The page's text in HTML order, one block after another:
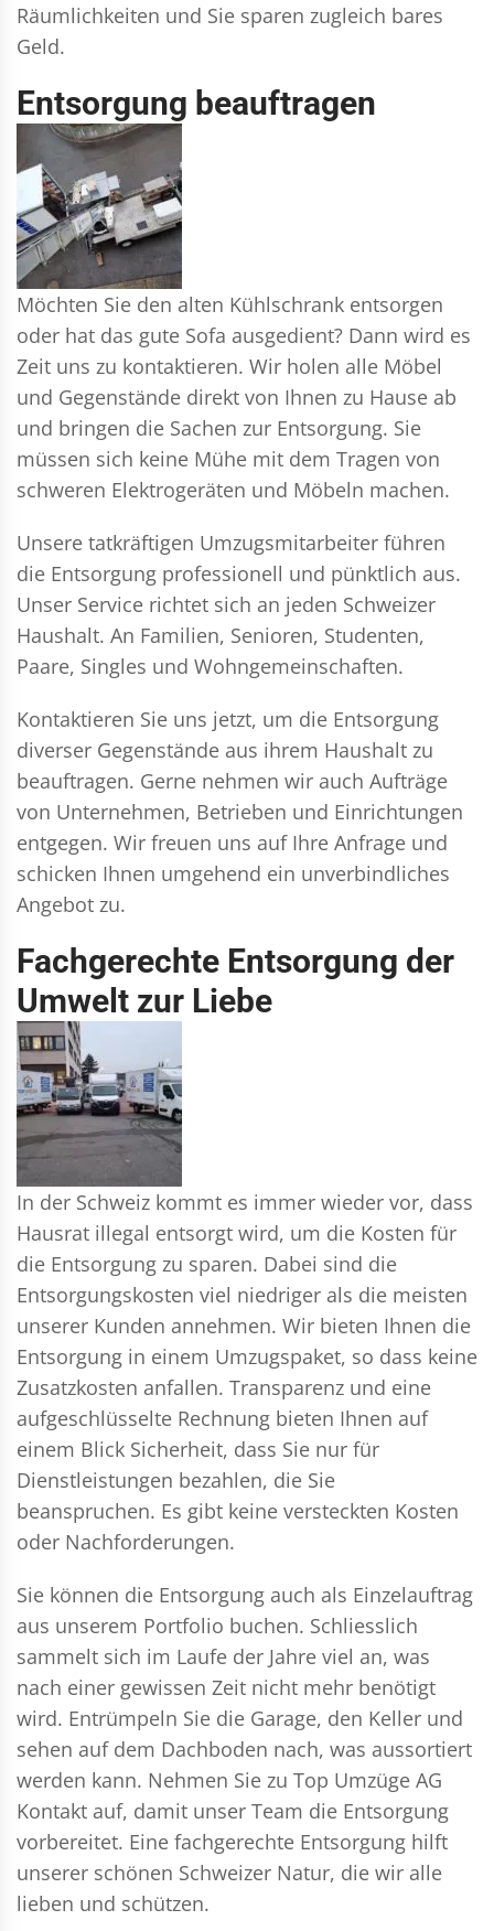
Räumlichkeiten und Sie sparen zugleich bares
Geld.
Entsorgung beauftragen
Möchten Sie den alten Kühlschrank entsorgen
oder hat das gute Sofa ausgedient? Dann wird es
Zeit uns zu kontaktieren. Wir holen alle Möbel
und Gegenstände direkt von Ihnen zu Hause ab
und bringen die Sachen zur Entsorgung. Sie
müssen sich keine Mühe mit dem Tragen von
schweren Elektrogeräten und Möbeln machen.
Unsere tatkräftigen Umzugsmitarbeiter führen
die Entsorgung professionell und pünktlich aus.
Unser Service richtet sich an jeden Schweizer
Haushalt. An Familien, Senioren, Studenten,
Paare, Singles und Wohngemeinschaften.
Kontaktieren Sie uns jetzt, um die Entsorgung
diverser Gegenstände aus ihrem Haushalt zu
beauftragen. Gerne nehmen wir auch Aufträge
von Unternehmen, Betrieben und Einrichtungen
entgegen. Wir freuen uns auf Ihre Anfrage und
schicken Ihnen umgehend ein unverbindliches
Angebot zu.
Fachgerechte Entsorgung der
Umwelt zur Liebe
In der Schweiz kommt es immer wieder vor, dass
Hausrat illegal entsorgt wird, um die Kosten für
die Entsorgung zu sparen. Dabei sind die
Entsorgungskosten viel niedriger als die meisten
unserer Kunden annehmen. Wir bieten Ihnen die
Entsorgung in einem Umzugspaket, so dass keine
Zusatzkosten anfallen. Transparenz und eine
aufgeschlüsselte Rechnung bieten Ihnen auf
einem Blick Sicherheit, dass Sie nur für
Dienstleistungen bezahlen, die Sie
beanspruchen. Es gibt keine versteckten Kosten
oder Nachforderungen.
Sie können die Entsorgung auch als Einzelauftrag
aus unserem Portfolio buchen. Schliesslich
sammelt sich im Laufe der Jahre viel an, was
nach einer gewissen Zeit nicht mehr benötigt
wird. Entrümpeln Sie die Garage, den Keller und
sehen auf dem Dachboden nach, was aussortiert
werden kann. Nehmen Sie zu Top Umzüge AG
Kontakt auf, damit unser Team die Entsorgung
vorbereitet. Eine fachgerechte Entsorgung hilft
unserer schönen Schweizer Natur, die wir alle
lieben und schützen.